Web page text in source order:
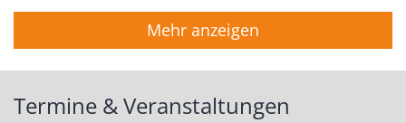
Mehr anzeigen
Termine & Veranstaltungen